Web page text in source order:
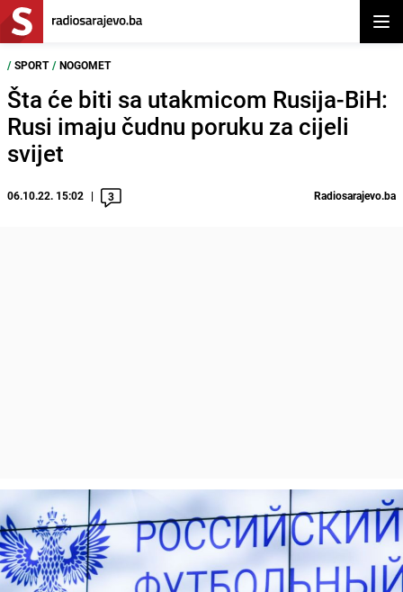
/ SPORT / NOGOMET
Šta će biti sa utakmicom Rusija-BiH:
Rusi imaju čudnu poruku za cijeli
svijet
06.10.22. 15:02 3 Radiosarajevo.ba